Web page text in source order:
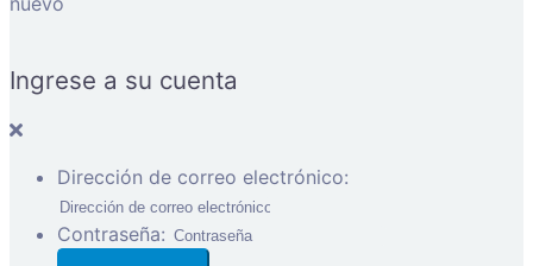
Ingrese a su cuenta
Dirección de correo electrónico:
Contraseña: